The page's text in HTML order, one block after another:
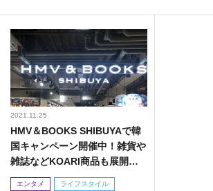
2021.11.25
HMV＆BOOKS SHIBUYAで韓
国キャンペーン開催中！雑貨や
雑誌などKOARI商品も展開
中！
エンタメ ライフスタイル